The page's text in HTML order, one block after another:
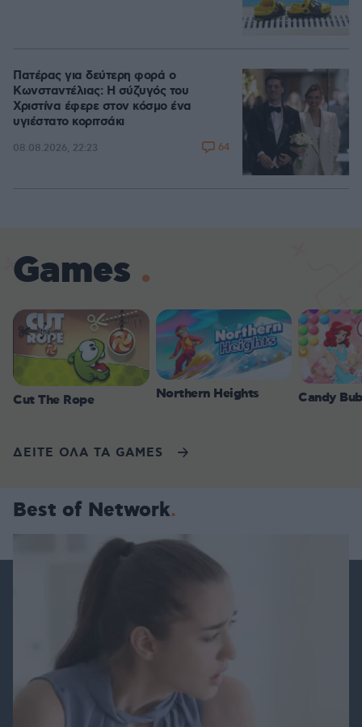
Πατέρας για δεύτερη φορά ο
Κωνσταντέλιας: Η σύζυγός του
Χριστίνα έφερε στον κόσμο ένα
υγιέστατο κοριτσάκι
08.08.2026, 22:23 64
Games
Cut The Rope Northern Heights Candy
ΔΕΙΤΕ ΟΛΑ ΤΑ GAMES
Best of Network